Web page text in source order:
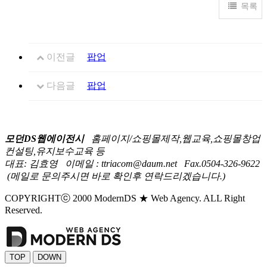
목록
이전글 팝업
다음글 팝업
모던DS웹에이전시홈페이지/쇼핑몰제작,웹교육,쇼핑몰창업
컨설팅,유지보수교육 등
대표: 김효영
이메일 : ttriacom@daum.net
Fax.0504-326-9622
(메일로 문의주시면 바로 확인후 연락드리겠습니다.)
COPYRIGHTⓒ 2000 ModernDS ★ Web Agency. ALL Right
Reserved.
TOP DOWN